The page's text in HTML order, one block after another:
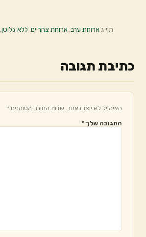
תוייגארוחת ערב,ארוחת צהריים, ללא גלוטן,
כתיבת תגובה
האימייל לא יוצג באתר. שדות החובה מסומנים *
התגובה שלך *